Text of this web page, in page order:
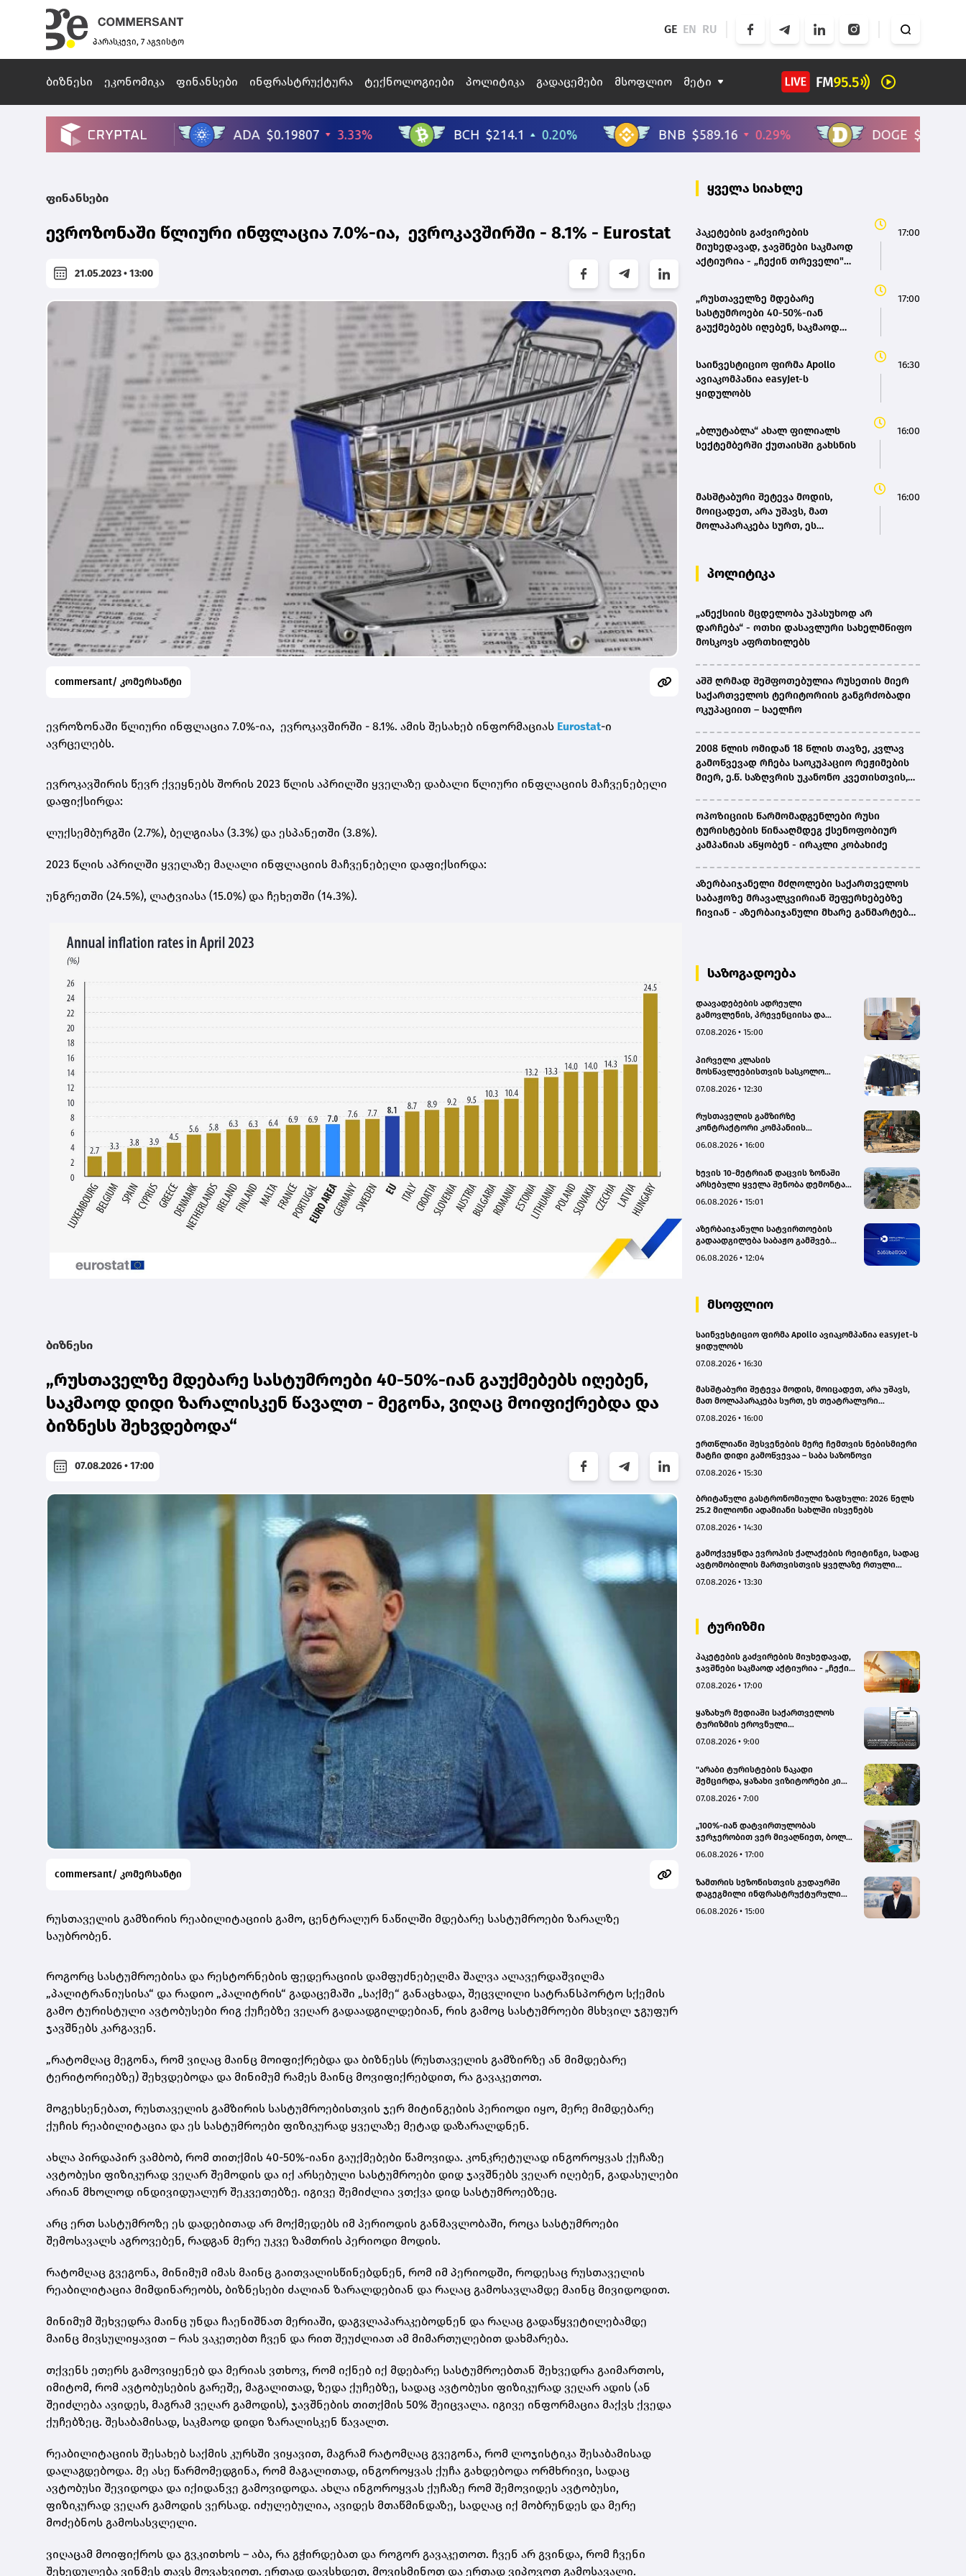
პარასკევი, 7 აგვისტო
GE EN RU
ბიზნესი ეკონომიკა ფინანსები ინფრასტრუქტურა ტექნოლოგიები პოლიტიკა გადაცემები მსოფლიო მეტი
ფინანსები
ევროზონაში წლიური ინფლაცია 7.0%-ია, ევროკავშირში - 8.1% - Eurostat
21.05.2023 • 13:00
commersant/ კომერსანტი
ევროზონაში წლიური ინფლაცია 7.0%-ია, ევროკავშირში - 8.1%. ამის შესახებ ინფორმაციას Eurostat-ი
ავრცელებს.
ევროკავშირის წევრ ქვეყნებს შორის 2023 წლის აპრილში ყველაზე დაბალი წლიური ინფლაციის მაჩვენებელი
დაფიქსირდა:
ლუქსემბურგში (2.7%), ბელგიასა (3.3%) და ესპანეთში (3.8%).
2023 წლის აპრილში ყველაზე მაღალი ინფლაციის მაჩვენებელი დაფიქსირდა:
უნგრეთში (24.5%), ლატვიასა (15.0%) და ჩეხეთში (14.3%).
ბიზნესი
„რუსთაველზე მდებარე სასტუმროები 40-50%-იან გაუქმებებს იღებენ,
საკმაოდ დიდი ზარალისკენ წავალთ - მეგონა, ვიღაც მოიფიქრებდა და
ბიზნესს შეხვდებოდა“
07.08.2026 • 17:00
commersant/ კომერსანტი
რუსთაველის გამზირის რეაბილიტაციის გამო, ცენტრალურ ნაწილში მდებარე სასტუმროები ზარალზე
საუბრობენ.
როგორც სასტუმროებისა და რესტორნების ფედერაციის დამფუძნებელმა შალვა ალავერდაშვილმა
„პალიტრანიუსისა“ და რადიო „პალიტრის“ გადაცემაში „საქმე“ განაცხადა, შეცვლილი სატრანსპორტო სქემის
გამო ტურისტული ავტობუსები რიგ ქუჩებზე ვეღარ გადაადგილდებიან, რის გამოც სასტუმროები მსხვილ ჯგუფურ
ჯავშნებს კარგავენ.
„რატომღაც მეგონა, რომ ვიღაც მაინც მოიფიქრებდა და ბიზნესს (რუსთაველის გამზირზე ან მიმდებარე
ტერიტორიებზე) შეხვდებოდა და მინიმუმ რამეს მაინც მოვიფიქრებდით, რა გავაკეთოთ.
მოგეხსენებათ, რუსთაველის გამზირის სასტუმროებისთვის ჯერ მიტინგების პერიოდი იყო, მერე მიმდებარე
ქუჩის რეაბილიტაცია და ეს სასტუმროები ფიზიკურად ყველაზე მეტად დაზარალდნენ.
ახლა პირდაპირ ვამბობ, რომ თითქმის 40-50%-იანი გაუქმებები წამოვიდა. კონკრეტულად ინგოროყვას ქუჩაზე
ავტობუსი ფიზიკურად ვეღარ შემოდის და იქ არსებული სასტუმროები დიდ ჯავშნებს ვეღარ იღებენ, გადასულები
არიან მხოლოდ ინდივიდუალურ შეკვეთებზე. იგივე შემიძლია ვთქვა დიდ სასტუმროებზეც.
არც ერთ სასტუმროზე ეს დადებითად არ მოქმედებს იმ პერიოდის განმავლობაში, როცა სასტუმროები
შემოსავალს აგროვებენ, რადგან მერე უკვე ზამთრის პერიოდი მოდის.
რატომღაც გვეგონა, მინიმუმ იმას მაინც გაითვალისწინებდნენ, რომ იმ პერიოდში, როდესაც რუსთაველის
რეაბილიტაცია მიმდინარეობს, ბიზნესები ძალიან ზარალდებიან და რაღაც გამოსავლამდე მაინც მივიდოდით.
მინიმუმ შეხვედრა მაინც უნდა ჩაენიშნათ მერიაში, დაგვლაპარაკებოდნენ და რაღაც გადაწყვეტილებამდე
მაინც მივსულიყავით – რას ვაკეთებთ ჩვენ და რით შეუძლიათ ამ მიმართულებით დახმარება.
თქვენს ეთერს გამოვიყენებ და მერიას ვთხოვ, რომ იქნებ იქ მდებარე სასტუმროებთან შეხვედრა გაიმართოს,
იმიტომ, რომ ავტობუსების გარეშე, მაგალითად, ზედა ქუჩებზე, სადაც ავტობუსი ფიზიკურად ვეღარ ადის (ან
შეიძლება ავიდეს, მაგრამ ვეღარ გამოდის), ჯავშნების თითქმის 50% შეიცვალა. იგივე ინფორმაცია მაქვს ქვედა
ქუჩებზეც. შესაბამისად, საკმაოდ დიდი ზარალისკენ წავალთ.
რეაბილიტაციის შესახებ საქმის კურსში ვიყავით, მაგრამ რატომღაც გვეგონა, რომ ლოჯისტიკა შესაბამისად
დალაგდებოდა. მე ასე წარმომედგინა, რომ მაგალითად, ინგოროყვას ქუჩა გახდებოდა ორმხრივი, სადაც
ავტობუსი შევიდოდა და იქიდანვე გამოვიდოდა. ახლა ინგოროყვას ქუჩაზე რომ შემოვიდეს ავტობუსი,
ფიზიკურად ვეღარ გამოდის ვერსად. იძულებულია, ავიდეს მთაწმინდაზე, სადღაც იქ მობრუნდეს და მერე
მოძებნოს გამოსასვლელი.
ვიღაცამ მოიფიქროს და გვკითხოს – აბა, რა გჭირდებათ და როგორ გავაკეთოთ. ჩვენ არ გვინდა, რომ ჩვენი
შეხედულება ვინმეს თავს მოვახვიოთ. ერთად დავსხდეთ, მოვისმინოთ და ერთად ვიპოვოთ გამოსავალი.
ყველა სიახლე
პაკეტების გაძვირების
მიუხედავად, ჯავშნები საკმაოდ
აქტიურია - „ჩექინ თრეველი"
17:00
„რუსთაველზე მდებარე
სასტუმროები 40-50%-იან
გაუქმებებს იღებენ, საკმაოდ
ბიზნესს შეხვდებოდა“
17:00
საინვესტიციო ფირმა Apollo
ავიაკომპანია easyJet-ს
ყიდულობს
16:30
„ბლუტაბლა“ ახალ ფილიალს
სექტემბერში ქუთაისში გახსნის
16:00
მასშტაბური შეტევა მოდის,
მოიცადეთ, არა უშავს, მათ
მოლაპარაკება სურთ, ეს
თავმჯდომარე
16:00
პოლიტიკა
„ანექსიის მცდელობა უპასუხოდ არ
დარჩება“ - ოთხი დასავლური სახელმწიფო
მოსკოვს აფრთხილებს
აშშ ღრმად შეშფოთებულია რუსეთის მიერ
საქართველოს ტერიტორიის განგრძობადი
ოკუპაციით – საელჩო
2008 წლის ომიდან 18 წლის თავზე, კვლავ
გამოწვევად რჩება საოკუპაციო რეჟიმების
მიერ, ე.წ. საზღვრის უკანონო კვეთისთვის,
ენაზე განათლების ხელმისაწვდომობა-
სახალხო დამცველი
ოპოზიციის წარმომადგენლები რუსი
ტურისტების წინააღმდეგ ქსენოფობიურ
კამპანიას აწყობენ - ირაკლი კობახიძე
აზერბაიჯანელი მძღოლები საქართველოს
საბაჟოზე მრავალკვირიან შეფერხებებზე
ჩივიან - აზერბაიჯანული მხარე განმარტებას
საზოგადოება
დაავადებების ადრეული
გამოვლენის, პრევენციისა და
მომსახურებაზე ხელმისაწვდომობის
დედოფლისწყაროში, სამედიცინო
სკრინინგი გაიმართა – ჯანდაცვის
სამინისტრო
07.08.2026 • 15:00
პირველი კლასის
მოსწავლეებისთვის სასკოლო
სექტემბრის პერიოდში
07.08.2026 • 12:30
რუსთაველის გამზირზე
კონტრაქტორი კომპანიის
ახლოს იმოძრავა, რამაც ნიადაგის
გამოიწვია, გადაბრუნდა
ავტომანქანა - თვითმცლელში
იმყოფებოდა მცირეწლოვანი ბავშვი
06.08.2026 • 16:00
ხევის 10-მეტრიან დაცვის ზონაში
არსებული ყველა შენობა დემონტაჟს
06.08.2026 • 15:01
აზერბაიჯანული სატვირთოების
გადაადგილება საბაჟო გამშვებ
მიმდინარეობს- შემოსავლების
06.08.2026 • 12:04
მსოფლიო
საინვესტიციო ფირმა Apollo ავიაკომპანია easyJet-ს
ყიდულობს
07.08.2026 • 16:30
მასშტაბური შეტევა მოდის, მოიცადეთ, არა უშავს,
მათ მოლაპარაკება სურთ, ეს თეატრალური
თავმჯდომარე
07.08.2026 • 16:00
ერთწლიანი შესვენების მერე ჩემთვის ნებისმიერი
მატჩი დიდი გამოწვევაა – საბა საზონოვი
07.08.2026 • 15:30
ბრიტანული გასტრონომიული ზაფხული: 2026 წელს
25.2 მილიონი ადამიანი სახლში ისვენებს
07.08.2026 • 14:30
გამოქვეყნდა ევროპის ქალაქების რეიტინგი, სადაც
ავტომობილის მართვისთვის ყველაზე რთული
07.08.2026 • 13:30
ტურიზმი
პაკეტების გაძვირების მიუხედავად,
ჯავშნები საკმაოდ აქტიურია - „ჩექინ
07.08.2026 • 17:00
ყაზახურ მედიაში საქართველოს
ტურიზმის ეროვნული
კამპანიის ფარგლებში სტატიები
07.08.2026 • 9:00
"არაბი ტურისტების ნაკადი
შემცირდა, ყაზახი ვიზიტორები კი
Hotel
07.08.2026 • 7:00
„100%-იან დატვირთულობას
ჯერჯერობით ვერ მივაღწიეთ, ბოლო
გაუქმდა“ - Kobuleti Beach Club
06.08.2026 • 17:00
ზამთრის სეზონისთვის გუდაურში
დაგეგმილი ინფრასტრუქტურული
გუდაურის ტურისტული
06.08.2026 • 15:00